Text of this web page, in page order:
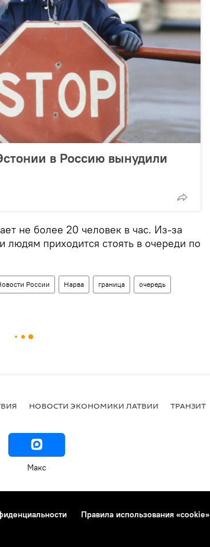
в Россию вынудили
не более 20 человек в час. Из-за
людям приходится стоять в очереди по
России Нарва граница очередь
НОВОСТИ ЭКОНОМИКИ ЛАТВИИ ТРАНЗИТ
Макс
Правила использования «cookie»